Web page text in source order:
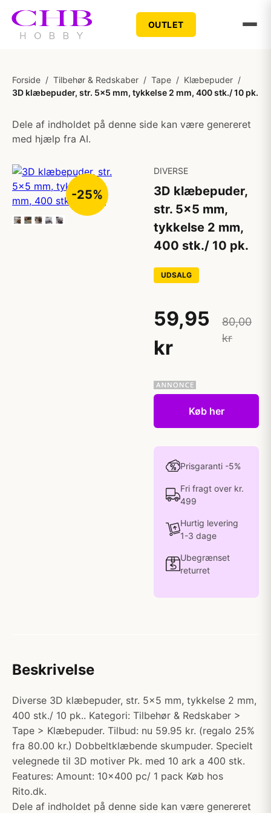
OUTLET
Forside / Tilbehør & Redskaber / Tape / Klæbepuder /
3D klæbepuder, str. 5x5 mm, tykkelse 2 mm, 400 stk./ 10 pk.
Dele af indholdet på denne side kan være genereret
med hjælp fra AI.
-25%
DIVERSE
3D klæbepuder,
str. 5x5 mm,
tykkelse 2 mm,
400 stk./ 10 pk.
UDSALG
59,95
kr
80,00
kr
Køb her
Prisgaranti -5%
Fri fragt over kr.
499
Hurtig levering
1-3 dage
Ubegrænset
returret
Beskrivelse
Diverse 3D klæbepuder, str. 5x5 mm, tykkelse 2 mm,
400 stk./ 10 pk.. Kategori: Tilbehør & Redskaber >
Tape > Klæbepuder. Tilbud: nu 59.95 kr. (regalo 25%
fra 80.00 kr.) Dobbeltklæbende skumpuder. Specielt
velegnede til 3D motiver Pk. med 10 ark a 400 stk.
Features: Amount: 10x400 pc/ 1 pack Køb hos
Rito.dk.
Dele af indholdet på denne side kan være genereret